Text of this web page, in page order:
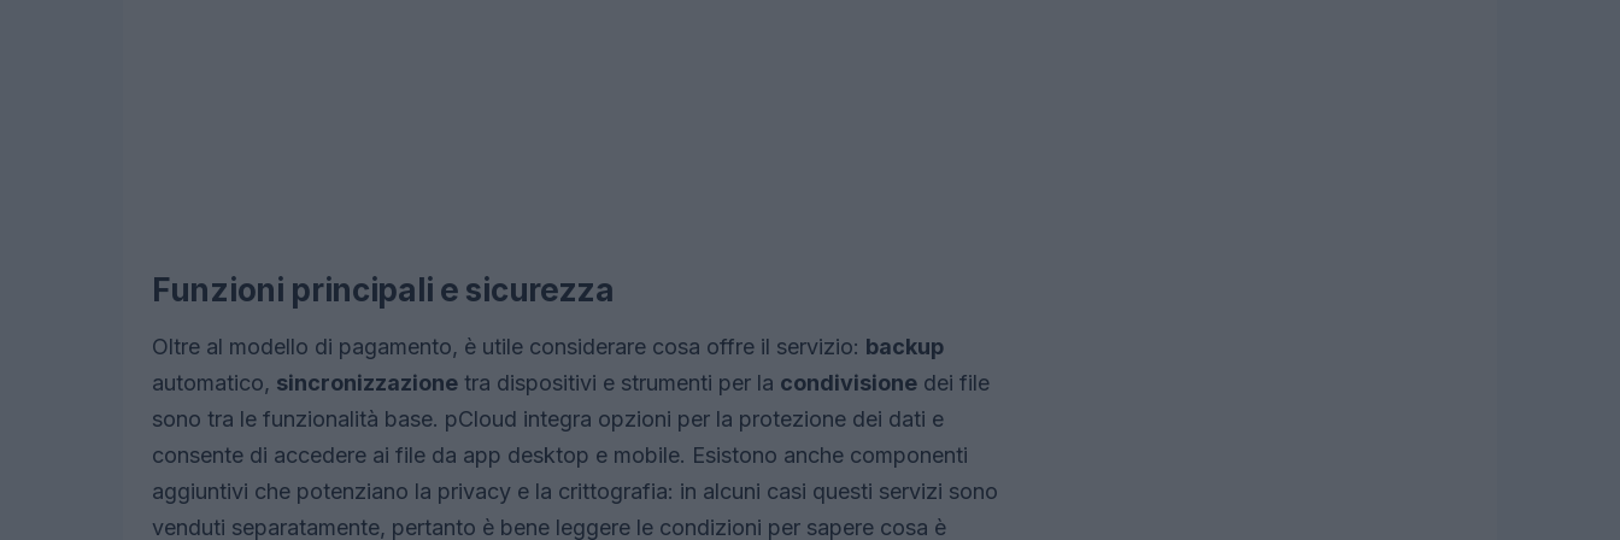
Funzioni principali e sicurezza
Oltre al modello di pagamento, è utile considerare cosa offre il servizio: backup
automatico, sincronizzazione tra dispositivi e strumenti per la condivisione dei file
sono tra le funzionalità base. pCloud integra opzioni per la protezione dei dati e
consente di accedere ai file da app desktop e mobile. Esistono anche componenti
aggiuntivi che potenziano la privacy e la crittografia: in alcuni casi questi servizi sono
venduti separatamente, pertanto è bene leggere le condizioni per sapere cosa è